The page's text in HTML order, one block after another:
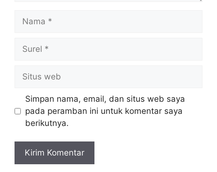
web
Simpan nama, email, dan situs web saya
pada peramban ini untuk komentar saya
berikutnya.